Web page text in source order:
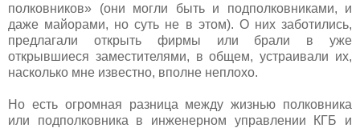
полковников» (они могли быть и подполковниками, и
даже майорами, но суть не в этом). О них заботились,
предлагали открыть фирмы или брали в уже
открывшиеся заместителями, в общем, устраивали их,
насколько мне известно, вполне неплохо.
Но есть огромная разница между жизнью полковника
или подполковника в инженерном управлении КГБ и